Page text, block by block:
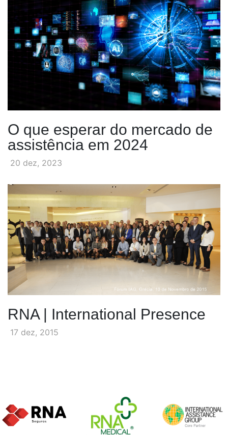
O que esperar do mercado de
assistência em 2024
20 dez, 2023
RNA | International Presence
17 dez, 2015